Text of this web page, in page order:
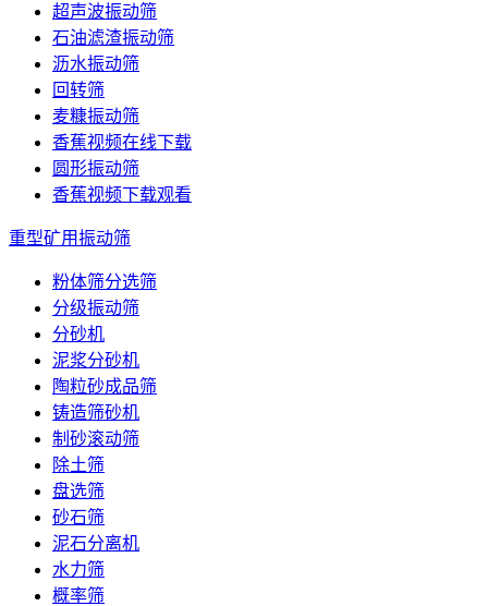
超声波振动筛
石油滤渣振动筛
沥水振动筛
回转筛
麦糠振动筛
香蕉视频在线下载
圆形振动筛
香蕉视频下载观看
重型矿用振动筛
粉体筛分选筛
分级振动筛
分砂机
泥浆分砂机
陶粒砂成品筛
铸造筛砂机
制砂滚动筛
除土筛
盘选筛
砂石筛
泥石分离机
水力筛
概率筛